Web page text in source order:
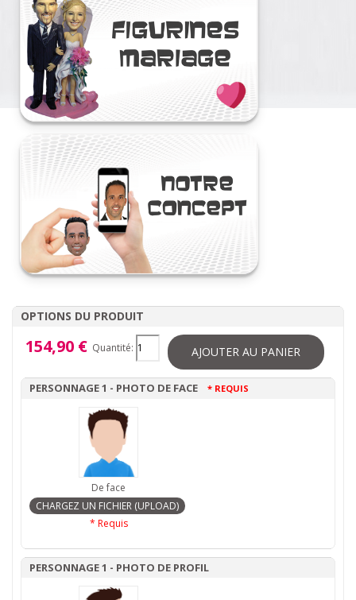
OPTIONS DU PRODUIT
154,90 € Quantité: AJOUTER AU PANIER
PERSONNAGE 1 - PHOTO DE FACE * REQUIS
De face
* Requis
PERSONNAGE 1 - PHOTO DE PROFIL